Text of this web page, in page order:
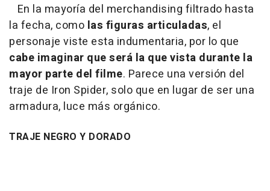
En la mayoría del merchandising filtrado hasta
la fecha, como las figuras articuladas, el
personaje viste esta indumentaria, por lo que
cabe imaginar que será la que vista durante la
mayor parte del filme. Parece una versión del
traje de Iron Spider, solo que en lugar de ser una
armadura, luce más orgánico.
TRAJE NEGRO Y DORADO